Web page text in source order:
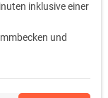
inklusive einer
und
bestimmt sind